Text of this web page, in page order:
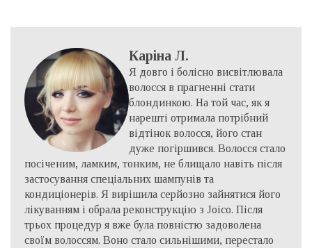
Каріна Л.
Я довго і болісно висвітлювала
волосся в прагненні стати
блондинкою. На той час, як я
нарешті отримала потрібний
відтінок волосся, його стан
дуже погіршився. Волосся стало
посіченим, ламким, тонким, не блищало навіть після
застосування спеціальних шампунів та
кондиціонерів. Я вирішила серйозно зайнятися його
лікуванням і обрала реконструкцію з Joico. Після
трьох процедур я вже була повністю задоволена
своїм волоссям. Воно стало сильнішими, перестало